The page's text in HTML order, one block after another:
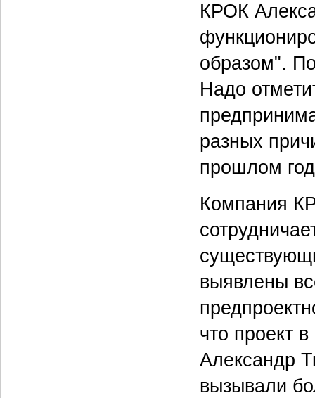
КРОК
образом".
Надо
разных
прошлом
Компания
выявлены
что проект
Александр
вызывали